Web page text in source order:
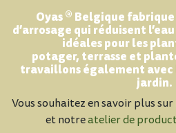
Oyas ® Belgique
d’arrosage qui réduisent
idéales pour les
potager, terrasse et
travaillons également avec
jardin.
Vous souhaitez en savoir plus sur
et notreatelier de